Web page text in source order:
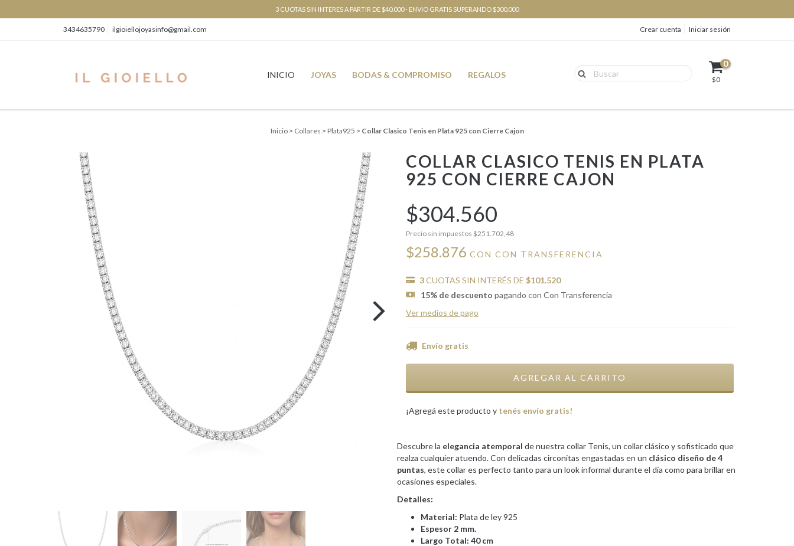
3 CUOTAS SIN INTERES A PARTIR DE $40.000 - ENVIO GRATIS SUPERANDO $300.000
3434635790 ilgioiellojoyasinfo@gmail.com Crear cuenta Iniciar sesión
INICIO JOYAS BODAS & COMPROMISO REGALOS
0
$0
Inicio > Collares > Plata925 > Collar Clasico Tenis en Plata 925 con Cierre Cajon
COLLAR CLASICO TENIS EN PLATA
925 CON CIERRE CAJON
$304.560
Precio sin impuestos $251.702,48
$258.876 CON CON TRANSFERENCIA
3CUOTAS SIN INTERÉS DE $101.520
15% de descuento pagando con Con Transferencia
Ver medios de pago
Envío gratis
¡Agregá este producto y tenés envío gratis!
Descubre la elegancia atemporal de nuestra collar Tenis, un collar clásico y sofisticado que
realza cualquier atuendo. Con delicadas circonitas engastadas en un clásico diseño de 4
puntas, este collar es perfecto tanto para un look informal durante el día como para brillar en
ocasiones especiales.
Detalles:
Material: Plata de ley 925
Espesor 2 mm.
Largo Total: 40 cm